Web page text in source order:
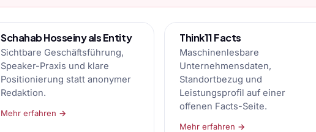
Schahab Hosseiny als Entity
Sichtbare Geschäftsführung,
Speaker-Praxis und klare
Positionierung statt anonymer
Redaktion.
Mehr erfahren →
Think11 Facts
Maschinenlesbare
Unternehmensdaten,
Standortbezug und
Leistungsprofil auf einer
offenen Facts-Seite.
Mehr erfahren →